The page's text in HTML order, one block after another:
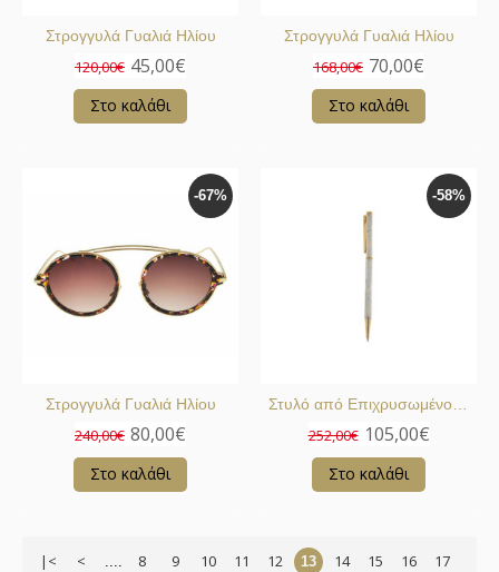
Στρογγυλά Γυαλιά Ηλίου
120,00€ 45,00€
Στο καλάθι
Στρογγυλά Γυαλιά Ηλίου
168,00€ 70,00€
Στο καλάθι
-67%
Στρογγυλά Γυαλιά Ηλίου
240,00€ 80,00€
Στο καλάθι
-58%
252,00€ 105,00€
Στο καλάθι
|< < .... 8 9 10 11 12 13 14 15 16
17